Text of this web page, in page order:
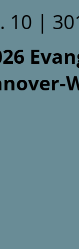
10 |